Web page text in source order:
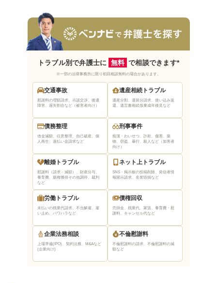
インターネット上の口コミ・評判が良い
弁護士に無料電話相談してから問題解決するま
1.相談予約を取って電話相談する
2.対面相談をして今後の対応を話し合う
3.弁護士に問題解決を依頼する（委任契約の
締結）
4.弁護士による事件着手・問題解決
5.弁護士費用を支払う・契約終了
弁護士との電話無料相談を利用する際の注意点
相談時間が短い可能性がある
具体的なアドバイスがもらえないおそれがあ
る
弁護士との電話無料相談に関するよくある質問
無料相談を利用したら必ず依頼しなければい
けない？
トラブル別で弁護士に 無料 で相談できます*
※一部の法律事務所に限り初回相談無料の場合があります。
交通事故
慰謝料の増額請求、示談交渉、後遺
障害、過失割合など（被害者向け）
遺産相続トラブル
遺産分割、遺留分請求、使い込み返
還、遺言書相続放棄成年後見など
債務整理
借金減額、任意整理、自己破産、個
人再生、過払い金請求など
刑事事件
痴漢・わいせつ、詐欺、傷害、薬
物、窃盗、暴行、殺人など（加害者
向け）
離婚トラブル
慰謝料（請求・減額）、財産分与、
養育費、親権獲得その他調停、裁判
など
ネット上トラブル
SNS・掲示板の投稿削除、発信者情
報開示請求、名誉毀損など
労働トラブル
未払いの残業代請求、不当解雇、雇
い止め、パワハラなど
債権回収
売掛金、残業代、家賃、養育費・慰
謝料、キャンセル代など
企業法務相談
上場準備(IPO)、契約法務、M&Aなど
(企業向け)
不倫慰謝料
不倫慰謝料の請求、不倫慰謝料の減
額など